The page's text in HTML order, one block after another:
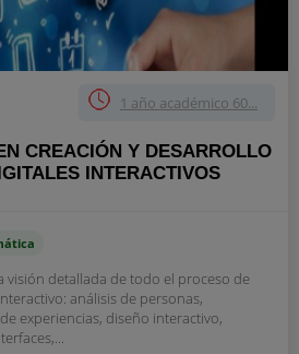
1 año académico 60...
CREACIÓN Y DESARROLLO
INTERACTIVOS
visión detallada de todo el proceso de
análisis de personas,
experiencias, diseño interactivo,